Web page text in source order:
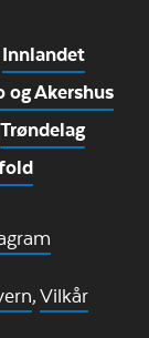
Innlandet
og Akershus
Trøndelag
,Vilkår